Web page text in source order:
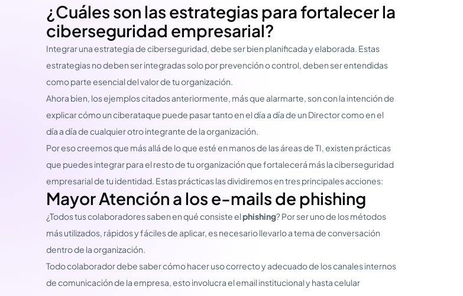
¿Cuáles son las estrategias para fortalecer la
ciberseguridad empresarial?
Integrar una estrategia de ciberseguridad, debe ser bien planificada y elaborada. Estas
estrategias no deben ser integradas solo por prevención o control, deben ser entendidas
como parte esencial del valor de tu organización.
Ahora bien, los ejemplos citados anteriormente, más que alarmarte, son con la intención de
explicar cómo un ciberataque puede pasar tanto en el día a día de un Director como en el
día a día de cualquier otro integrante de la organización.
Por eso creemos que más allá de lo que esté en manos de las áreas de TI, existen prácticas
que puedes integrar para el resto de tu organización que fortalecerá más la ciberseguridad
empresarial de tu identidad. Estas prácticas las dividiremos en tres principales acciones:
Mayor Atención a los e-mails de phishing
¿Todos tus colaboradores saben en qué consiste elphishing? Por ser uno de los métodos
más utilizados, rápidos y fáciles de aplicar, es necesario llevarlo a tema de conversación
dentro de la organización.
Todo colaborador debe saber cómo hacer uso correcto y adecuado de los canales internos
de comunicación de la empresa, esto involucra el email institucional y hasta celular